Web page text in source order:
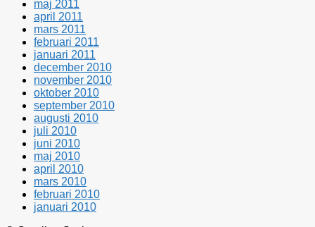
maj 2011
april 2011
mars 2011
februari 2011
januari 2011
december 2010
november 2010
oktober 2010
september 2010
augusti 2010
juli 2010
juni 2010
maj 2010
april 2010
mars 2010
februari 2010
januari 2010